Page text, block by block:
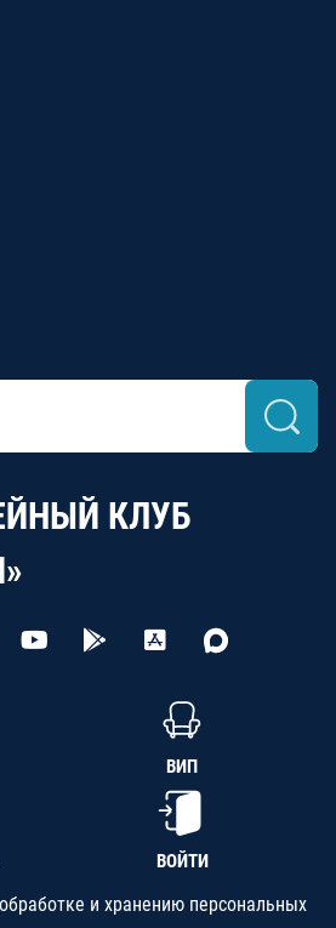
КЛУБ
ВИП
ВОЙТИ
и хранению персональных